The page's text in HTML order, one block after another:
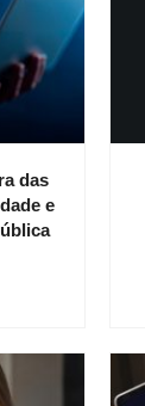
das
e